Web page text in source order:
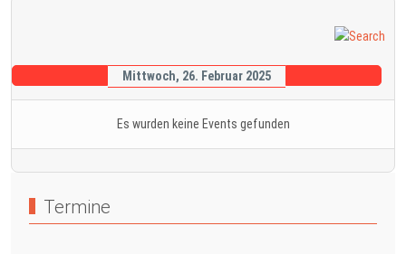
Mittwoch, 26. Februar 2025
Es wurden keine Events gefunden
Termine